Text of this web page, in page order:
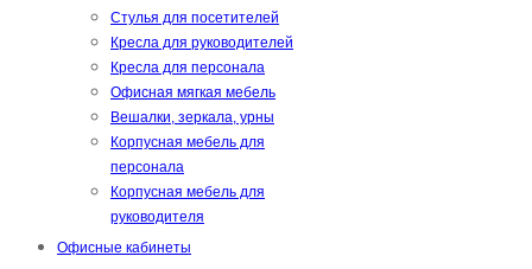
Стулья для посетителей
Кресла для руководителей
Кресла для персонала
Офисная мягкая мебель
Вешалки, зеркала, урны
Корпусная мебель для
персонала
Корпусная мебель для
руководителя
Офисные кабинеты